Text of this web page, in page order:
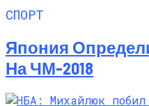
СПОРТ
Япония
На ЧМ-2018